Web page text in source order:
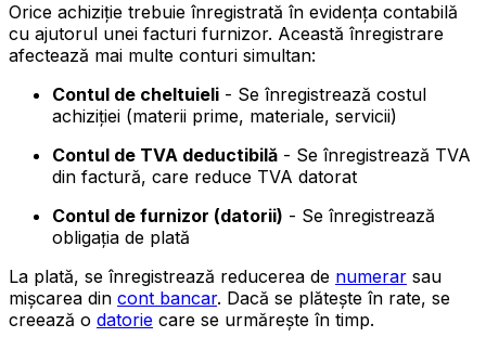
Orice achiziție trebuie înregistrată în evidența contabilă
cu ajutorul unei facturi furnizor. Această înregistrare
afectează mai multe conturi simultan:
Contul de cheltuieli - Se înregistrează costul
achiziției (materii prime, materiale, servicii)
Contul de TVA deductibilă - Se înregistrează TVA
din factură, care reduce TVA datorat
Contul de furnizor (datorii) - Se înregistrează
obligația de plată
La plată, se înregistrează reducerea de numerar sau
mișcarea din cont bancar. Dacă se plătește în rate, se
creează o datorie care se urmărește în timp.